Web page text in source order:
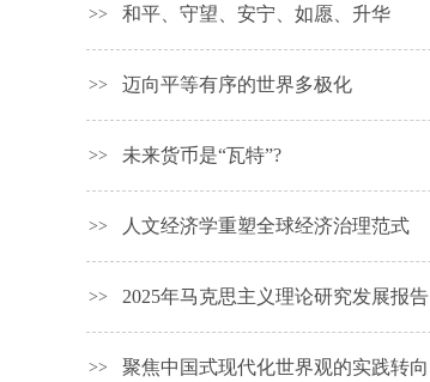
>> 和平、守望、安宁、如愿、升华
>> 迈向平等有序的世界多极化
>> 未来货币是“瓦特”?
>> 人文经济学重塑全球经济治理范式
>> 2025年马克思主义理论研究发展报告
>> 聚焦中国式现代化世界观的实践转向